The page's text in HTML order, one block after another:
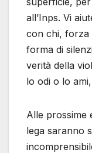
all’Inps. Vi
con chi, forza
forma di
verità della
lo odi o lo
Alle prossime
lega saranno